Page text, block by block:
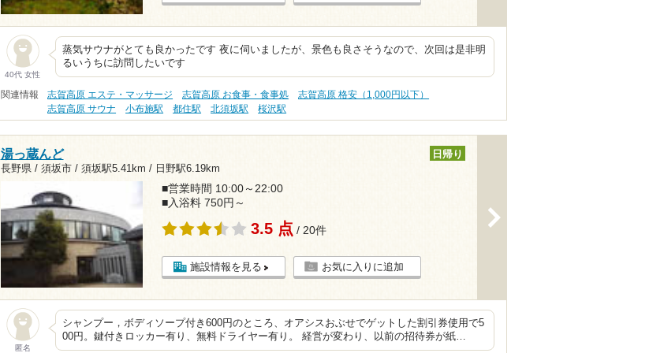
40代 女性
蒸気サウナがとても良かったです 夜に伺いましたが、景色も良さそうなので、次回は是非明
るいうちに訪問したいです
関連情報 志賀高原 エステ・マッサージ 志賀高原 お食事・食事処
志賀高原 格安（1,000円以下）
志賀高原 サウナ
小布施駅 都住駅 北須坂駅 桜沢駅
湯っ蔵んど
長野県 / 須坂市 / 須坂駅5.41km / 日野駅6.19km
日帰り
■営業時間 10:00～22:00
■入浴料 750円～
3.5 点 / 20件
施設情報を見る お気に入りに追加
匿名
シャンプー，ボディソープ付き600円のところ、オアシスおぶせでゲットした割引券使用で5
00円。鍵付きロッカー有り、無料ドライヤー有り。 経営が変わり、以前の招待券が紙…